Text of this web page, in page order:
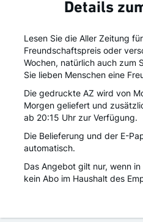
Details
Lesen Sie die Aller Zeitung
Freundschaftspreis oder
Wochen, natürlich auch zum
Sie lieben Menschen eine
Die gedruckte AZ wird von
Morgen geliefert und
ab 20:15 Uhr zur Verfügung.
Die Belieferung und der E-
automatisch.
Das Angebot gilt nur, wenn
kein Abo im Haushalt des